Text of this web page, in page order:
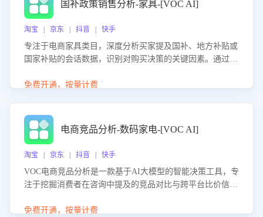
国补政策销售分析-家具-[VOC AI]
淘宝 | 京东 | 抖音 | 快手
专注于电商家具类目，深度分析买家提及国补、地方补贴或
国家补贴的会话数据，识别对购买决策的关键因素。通过AI
化策略，助力商家利用国补政策提升GMV。
免费开通，按量计费
电商竞品分析-数码家电-[VOC AI]
淘宝 | 京东 | 抖音 | 快手
VOC电商竞品分析是一款基于AI大模型的智能决策工具，专
注于挖掘消费者在咨询中提及的竞品对比与跨平台比价信
商品信息，进行多维度交叉对比，并分析消费者的比价行
免费开通，按量计费